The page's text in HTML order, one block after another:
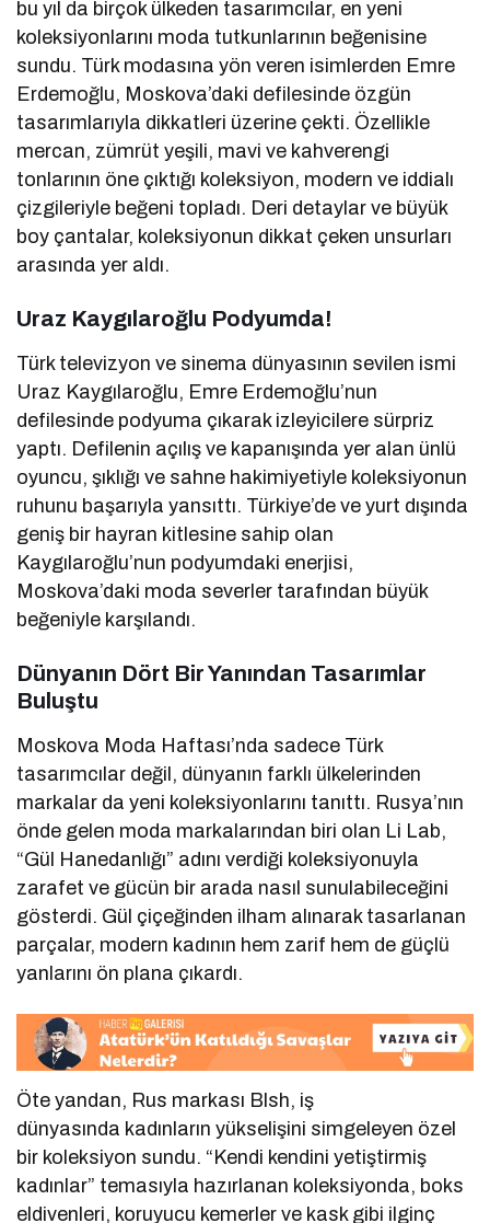
bu yıl da birçok ülkeden tasarımcılar, en yeni
koleksiyonlarını moda tutkunlarının beğenisine
sundu. Türk modasına yön veren isimlerden Emre
Erdemoğlu, Moskova’daki defilesinde özgün
tasarımlarıyla dikkatleri üzerine çekti. Özellikle
mercan, zümrüt yeşili, mavi ve kahverengi
tonlarının öne çıktığı koleksiyon, modern ve iddialı
çizgileriyle beğeni topladı. Deri detaylar ve büyük
boy çantalar, koleksiyonun dikkat çeken unsurları
arasında yer aldı.
Uraz Kaygılaroğlu Podyumda!
Türk televizyon ve sinema dünyasının sevilen ismi
Uraz Kaygılaroğlu, Emre Erdemoğlu’nun
defilesinde podyuma çıkarak izleyicilere sürpriz
yaptı. Defilenin açılış ve kapanışında yer alan ünlü
oyuncu, şıklığı ve sahne hakimiyetiyle koleksiyonun
ruhunu başarıyla yansıttı. Türkiye’de ve yurt dışında
geniş bir hayran kitlesine sahip olan
Kaygılaroğlu’nun podyumdaki enerjisi,
Moskova’daki moda severler tarafından büyük
beğeniyle karşılandı.
Dünyanın Dört Bir Yanından Tasarımlar
Buluştu
Moskova Moda Haftası’nda sadece Türk
tasarımcılar değil, dünyanın farklı ülkelerinden
markalar da yeni koleksiyonlarını tanıttı. Rusya’nın
önde gelen moda markalarından biri olan Li Lab,
“Gül Hanedanlığı” adını verdiği koleksiyonuyla
zarafet ve gücün bir arada nasıl sunulabileceğini
gösterdi. Gül çiçeğinden ilham alınarak tasarlanan
parçalar, modern kadının hem zarif hem de güçlü
yanlarını ön plana çıkardı.
Öte yandan, Rus markası Blsh, iş
dünyasında kadınların yükselişini simgeleyen özel
bir koleksiyon sundu. “Kendi kendini yetiştirmiş
kadınlar” temasıyla hazırlanan koleksiyonda, boks
eldivenleri, koruyucu kemerler ve kask gibi ilginç